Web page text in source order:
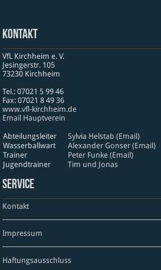
Kontakt
VfL Kirchheim e. V.
Jesinger­str. 105
73230 Kirch­heim
Tel.: 07021 5 99 46
Fax: 07021 8 49 36
www​.vfl​-kirch​heim​.de
Email Hauptverein
Abteilungsleiter
Sylvia Helstab (Email)
Wasserballwart
Alexander Gonser (Email)
Trainer
Peter Funke (Email)
Jugendtrainer
Tim und Jonas
Service
Kontakt
Impressum
Haftungsausschluss